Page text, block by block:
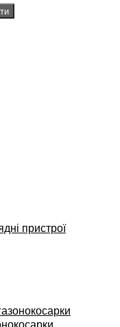
пристрої